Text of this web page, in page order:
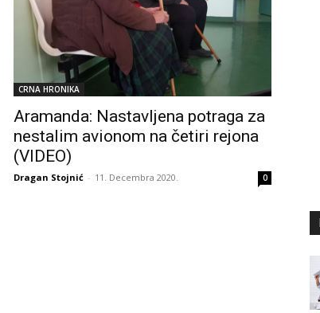
CRNA HRONIKA
Aramanda: Nastavljena potraga za
nestalim avionom na četiri rejona
(VIDEO)
Dragan Stojnić - 11. Decembra 2020. 0